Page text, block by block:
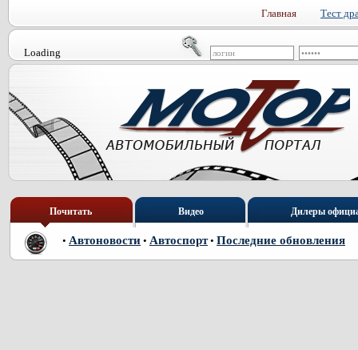
Главная Тест
Loading
Почитать Видео Дилеры
• Автоновости • Автоспорт• Последние обновления